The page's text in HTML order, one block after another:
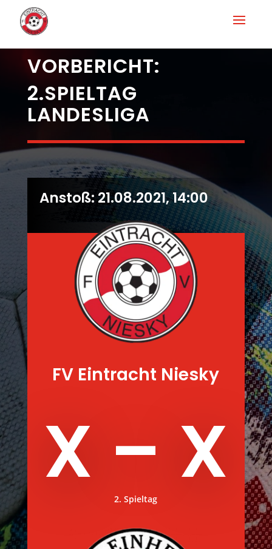
VORBERICHT:
2.SPIELTAG
LANDESLIGA
Anstoß: 21.08.2021, 14:00
FV Eintracht Niesky
X – X
2. Spieltag